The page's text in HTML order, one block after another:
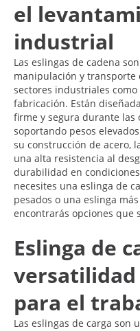
el
industrial
Las eslingas de cadena
manipulación y transporte
sectores industriales
fabricación. Están
firme y segura durante las
soportando pesos
su construcción de acero,
una alta resistencia al
durabilidad en
necesites una eslinga de
pesados o una eslinga
encontrarás opciones que
Eslinga de
para el
Las eslingas de carga son